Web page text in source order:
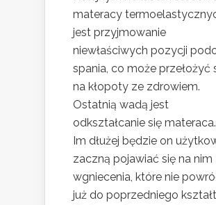
materacy
jest przyjmowanie
niewłaściwych pozycji
spania, co może przełożyć
na kłopoty ze zdrowiem.
Ostatnią wadą jest
odkształcanie się materaca.
Im dłużej będzie on
zaczną pojawiać się na nim
wgniecenia, które nie
już do poprzedniego